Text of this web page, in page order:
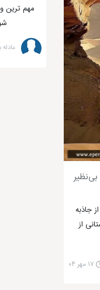
جاذبه
از
۱۷ مهر ۰۴
مهم ترین
عادله